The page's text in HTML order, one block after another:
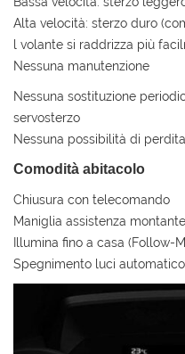
Alta velocità: sterzo duro
l volante si raddrizza più
Nessuna manutenzione
Nessuna sostituzione
servosterzo
Nessuna possibilità di
Comodità abitacolo
Chiusura con telecomando
Maniglia assistenza
Illumina fino a casa (Follow-
Spegnimento luci automatico